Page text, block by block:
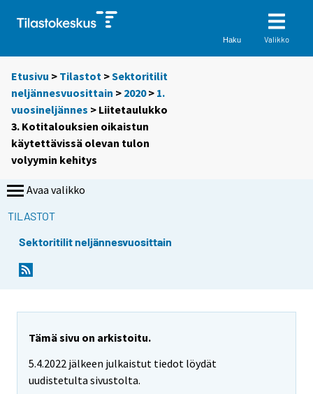
Haku Valikko
Etusivu > Tilastot >Sektoritilit
neljännesvuosittain > 2020> 1.
vuosineljännes > Liitetaulukko
3. Kotitalouksien oikaistun
käytettävissä olevan tulon
volyymin kehitys
Avaa valikko
TILASTOT
Sektoritilit neljännesvuosittain
Tämä sivu on arkistoitu.
5.4.2022 jälkeen julkaistut tiedot löydät
uudistetulta sivustolta.